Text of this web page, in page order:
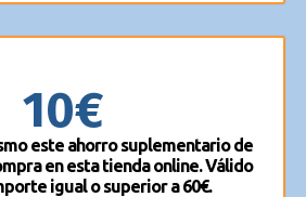
10€
este ahorro suplementario de
en esta tienda online. Válido
igual o superior a 60€.